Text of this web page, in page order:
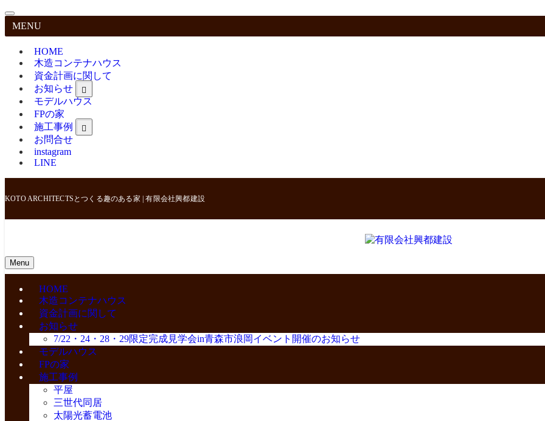
MENU
HOME
木造コンテナハウス
資金計画に関して
お知らせ
モデルハウス
FPの家
施工事例
お問合せ
instagram
LINE
KOTO ARCHITECTSとつくる趣のある家 | 有限会社興都建設
HOME
木造コンテナハウス
資金計画に関して
お知らせ
7/22・24・28・29限定完成見学会in青森市浪岡イベント開催のお知らせ
モデルハウス
FPの家
施工事例
平屋
三世代同居
太陽光蓄電池
Menu